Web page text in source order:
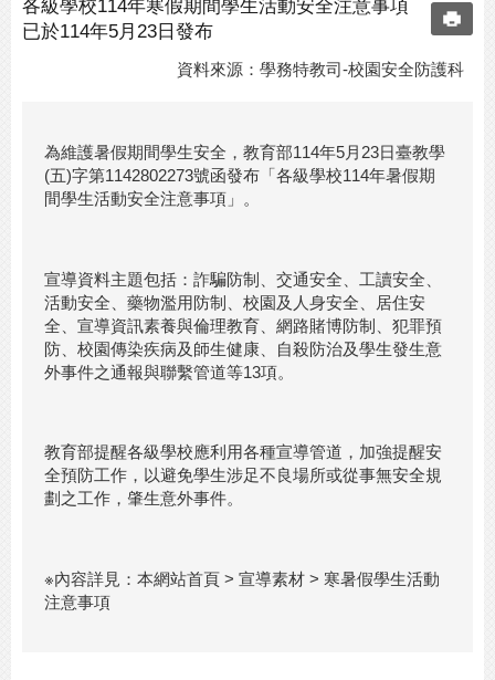
各級學校114年寒假期間學生活動安全注意事項
已於114年5月23日發布
資料來源：學務特教司-校園安全防護科
為維護暑假期間學生安全，教育部114年5月23日臺教學
(五)字第1142802273號函發布「各級學校114年暑假期
間學生活動安全注意事項」。
宣導資料主題包括：詐騙防制、交通安全、工讀安全、
活動安全、藥物濫用防制、校園及人身安全、居住安
全、宣導資訊素養與倫理教育、網路賭博防制、犯罪預
防、校園傳染疾病及師生健康、自殺防治及學生發生意
外事件之通報與聯繫管道等13項。
教育部提醒各級學校應利用各種宣導管道，加強提醒安
全預防工作，以避免學生涉足不良場所或從事無安全規
劃之工作，肇生意外事件。
※內容詳見：本網站首頁 > 宣導素材 > 寒暑假學生活動
注意事項